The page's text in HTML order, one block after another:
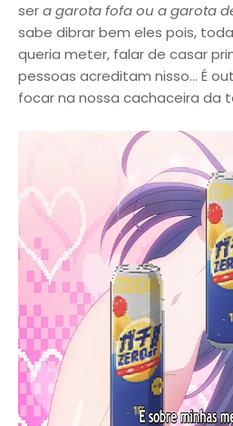
sera garota fofa ou a garota
sabe dibrar bem eles pois,
queria meter, falar de casar
pessoas acreditam nisso... É
focar na nossa cachaceira da